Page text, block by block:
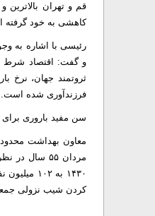
قم و تهران
کاهشی به خود
و گفت: اقتصاد شرط
ثروتمند جهان، نرخ
فرزندآوری شده است.
سن مفید باروری برای
۱۴۳۰ به
کردن شیب نزولی